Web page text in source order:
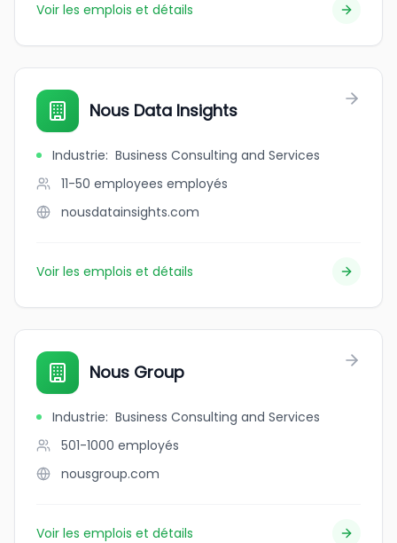
Voir les emplois et détails
Nous Data Insights
Industrie: Business Consulting and Services
11-50 employees employés
nousdatainsights.com
Voir les emplois et détails
Nous Group
Industrie: Business Consulting and Services
501-1000 employés
nousgroup.com
Voir les emplois et détails